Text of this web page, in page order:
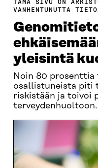
TÄMÄ SIVU ON
VANHENTUNUTTA
yleisintä
Noin 80 prosenttia
osallistuneista piti
riskistään ja toivoi
terveydenhuoltoon.